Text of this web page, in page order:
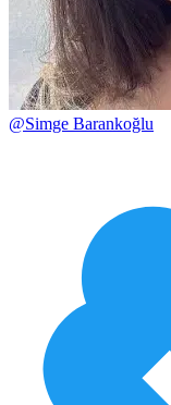
@Simge Barankoğlu